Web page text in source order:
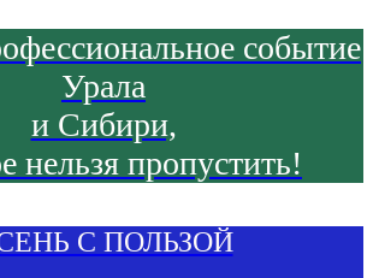
событие
Урала
и Сибири,
нельзя пропустить!
С ПОЛЬЗОЙ